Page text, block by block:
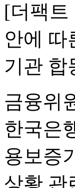
[더팩트
안에 따
기관 합
금융위
한국은
용보증
상황 관